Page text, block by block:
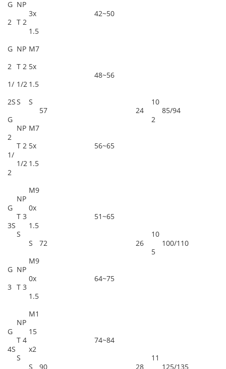
G
2
NP
T 2
3x
1.5
42~50
G
2
1/
2S
NP
T 2
1/2
S
M7
5x
1.5
S
57
48~56
24
10
2
85/94
G
2
1/
2
NP
T 2
1/2
M7
5x
1.5
56~65
G
3S
NP
T 3
S
M9
0x
1.5
S
72
51~65
26
10
5
100/110
G
3
NP
T 3
M9
0x
1.5
64~75
G
4S
NP
T 4
S
M1
15
x2
S
90
74~84
28
11
125/135